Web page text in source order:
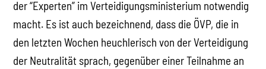
der “Experten” im Verteidigungsministerium notwendig
macht. Es ist auch bezeichnend, dass die ÖVP, die in
den letzten Wochen heuchlerisch von der Verteidigung
der Neutralität sprach, gegenüber einer Teilnahme an